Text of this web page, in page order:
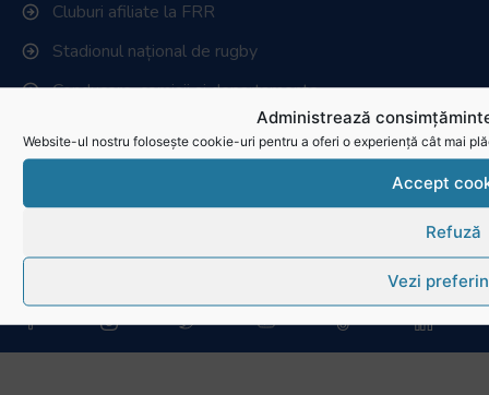
Administrează
Website-ul nostru folosește cookie-uri pentru a oferi o experiență cât mai
Accept
Refuză
Vezi
Cluburi afiliate la FRR
Stadionul național de rugby
Conducere, comisii și departamente